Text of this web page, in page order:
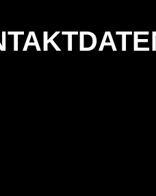
oder im normalen
könnte